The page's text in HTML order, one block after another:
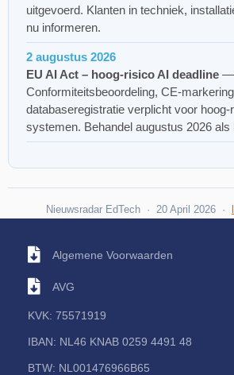
uitgevoerd. Klanten in techniek,
nu informeren.
2 augustus 2026
EU AI Act – hoog-risico AI deadline —
Conformiteitsbeoordeling, CE-
databaseregistratie verplicht voor hoog-
systemen. Behandel augustus 2026 als
Nieuwsradar EdTech · 20 April 2026 ·
Algemene Voorwaarden
AVG
KVK: 75571919
IBAN: NL46 KNAB 0259 4491 48
BTW: NL001476966B65